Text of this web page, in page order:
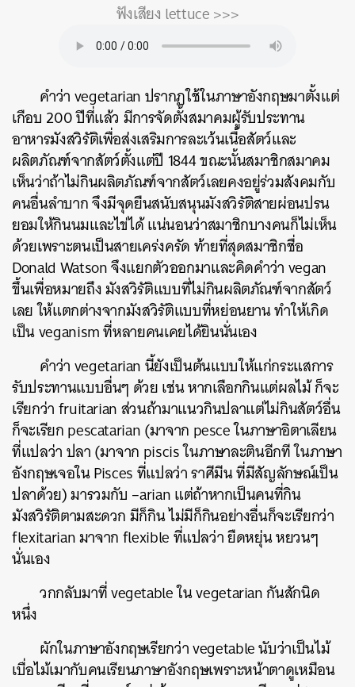
ฟังเสียง lettuce >>>
คำว่า vegetarian ปรากฏใช้ในภาษาอังกฤษมาตั้งแต่
เกือบ 200 ปีที่แล้ว มีการจัดตั้งสมาคมผู้รับประทาน
อาหารมังสวิรัติเพื่อส่งเสริมการละเว้นเนื้อสัตว์และ
ผลิตภัณฑ์จากสัตว์ตั้งแต่ปี 1844 ขณะนั้นสมาชิกสมาคม
เห็นว่าถ้าไม่กินผลิตภัณฑ์จากสัตว์เลยคงอยู่ร่วมสังคมกับ
คนอื่นลำบาก จึงมีจุดยืนสนับสนุนมังสวิรัติสายผ่อนปรน
ยอมให้กินนมและไข่ได้ แน่นอนว่าสมาชิกบางคนก็ไม่เห็น
ด้วยเพราะตนเป็นสายเคร่งครัด ท้ายที่สุดสมาชิกชื่อ
Donald Watson จึงแยกตัวออกมาและคิดคำว่า vegan
ขึ้นเพื่อหมายถึง มังสวิรัติแบบที่ไม่กินผลิตภัณฑ์จากสัตว์
เลย ให้แตกต่างจากมังสวิรัติแบบที่หย่อนยาน ทำให้เกิด
เป็น veganism ที่หลายคนเคยได้ยินนั่นเอง
คำว่า vegetarian นี้ยังเป็นต้นแบบให้แก่กระแสการ
รับประทานแบบอื่นๆ ด้วย เช่น หากเลือกกินแต่ผลไม้ ก็จะ
เรียกว่า fruitarian ส่วนถ้ามาแนวกินปลาแต่ไม่กินสัตว์อื่น
ก็จะเรียก pescatarian (มาจาก pesce ในภาษาอิตาเลียน
ที่แปลว่า ปลา (มาจาก piscis ในภาษาละตินอีกที ในภาษา
อังกฤษเจอใน Pisces ที่แปลว่า ราศีมีน ที่มีสัญลักษณ์เป็น
ปลาด้วย) มารวมกับ –arian แต่ถ้าหากเป็นคนที่กิน
มังสวิรัติตามสะดวก มีก็กิน ไม่มีก็กินอย่างอื่นก็จะเรียกว่า
flexitarian มาจาก flexible ที่แปลว่า ยืดหยุ่น หยวนๆ
นั่นเอง
วกกลับมาที่ vegetable ใน vegetarian กันสักนิด
หนึ่ง
ผักในภาษาอังกฤษเรียกว่า vegetable นับว่าเป็นไม้
เบื่อไม้เมากับคนเรียนภาษาอังกฤษเพราะหน้าตาดูเหมือน